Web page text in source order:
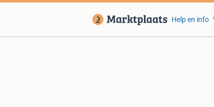
Help en info